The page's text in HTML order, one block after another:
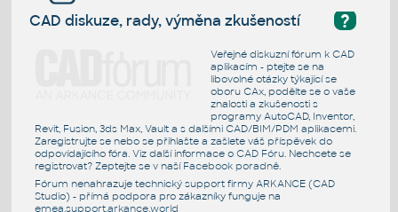
?
CAD diskuze, rady, výměna zkušeností
Veřejné diskuzní fórum k CAD
aplikacím - ptejte se na
libovolné otázky týkající se
oboru CAx, podělte se o vaše
znalosti a zkušenosti s
programy AutoCAD, Inventor,
Revit, Fusion, 3ds Max, Vault a s dalšími CAD/BIM/PDM aplikacemi.
Zaregistrujte se nebo se přihlašte a zašlete váš příspěvek do
odpovídajícího fóra. Viz další informace o CAD Fóru. Nechcete se
registrovat? Zeptejte se v naší Facebook poradně.
Fórum nenahrazuje technický support firmy ARKANCE (CAD
Studio) - přímá podpora pro zákazníky funguje na
emea.support.arkance.world